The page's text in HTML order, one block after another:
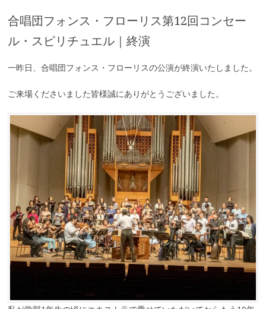
合唱団フォンス・フローリス第12回コンセー
ル・スピリチュエル｜終演
一昨日、合唱団フォンス・フローリスの公演が終演いたしました。
ご来場くださいました皆様誠にありがとうございました。